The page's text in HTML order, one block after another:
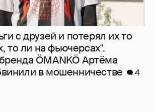
с друзей и потерял их то
то ли на фьючерсах".
ÖMANKÖ Артёма
в мошенничестве
4